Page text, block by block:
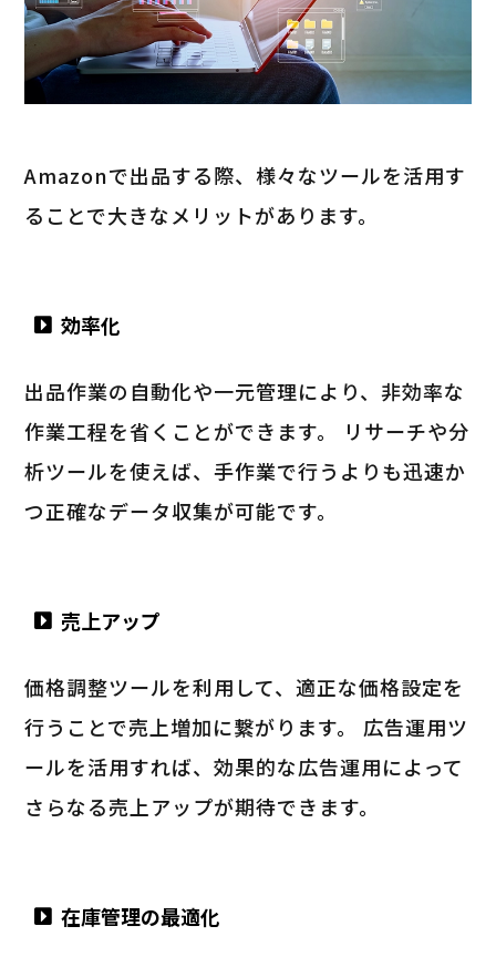
Amazonで出品する際、様々なツールを活用す
ることで大きなメリットがあります。
効率化
出品作業の自動化や一元管理により、非効率な
作業工程を省くことができます。 リサーチや分
析ツールを使えば、手作業で行うよりも迅速か
つ正確なデータ収集が可能です。
売上アップ
価格調整ツールを利用して、適正な価格設定を
行うことで売上増加に繋がります。 広告運用ツ
ールを活用すれば、効果的な広告運用によって
さらなる売上アップが期待できます。
在庫管理の最適化